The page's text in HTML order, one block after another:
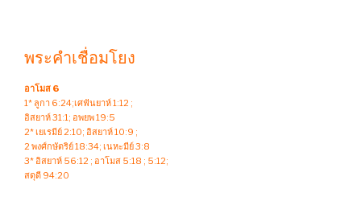
พระคำเชื่อมโยง
อาโมส 6
1* ลูกา 6:24;เศฟันยาห์ 1:12 ;
อิสยาห์ 31:1; อพยพ 19:5
2* เยเรมีย์ 2:10; อิสยาห์ 10:9 ;
2 พงศ์กษัตริย์ 18:34; เนหะมีย์ 3:8
3* อิสยาห์ 56:12 ; อาโมส 5:18 ; 5:12;
สดุดี 94:20